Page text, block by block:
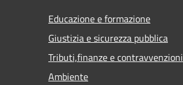
Educazione e formazione
Giustizia e sicurezza pubblica
Tributi,finanze e contravvenzioni
Ambiente